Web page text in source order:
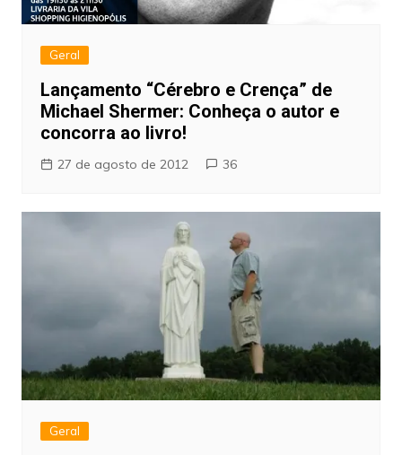
Geral
Lançamento “Cérebro e Crença” de
Michael Shermer: Conheça o autor e
concorra ao livro!
27 de agosto de 2012 36
Geral